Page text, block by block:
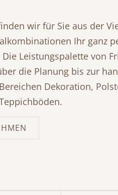
wir für Sie aus der
Ihr ganz
Leistungspalette von
die Planung bis zur
Dekoration,